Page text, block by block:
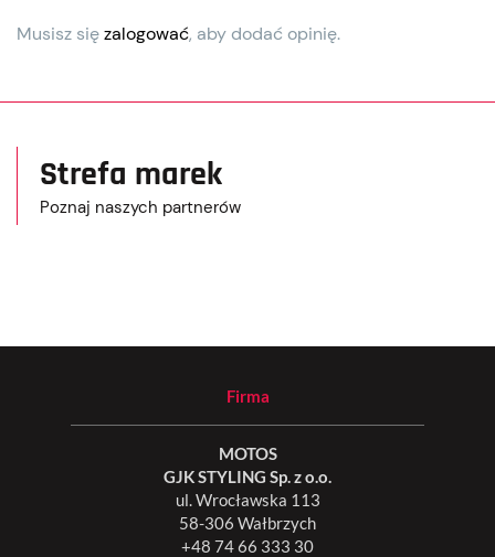
Musisz sięzalogować, aby dodać opinię.
Strefa marek
Poznaj naszych partnerów
Firma
MOTOS
GJK STYLING Sp. z o.o.
ul. Wrocławska 113
58-306 Wałbrzych
+48 74 66 333 30